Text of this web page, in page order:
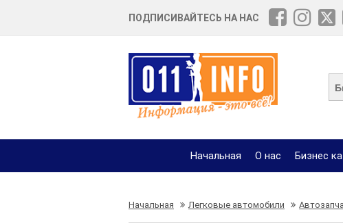
ПОДПИСИВАЙТЕСЬ НА НАС
Начальная О нас Бизнес
Начальная Легковые автомобили